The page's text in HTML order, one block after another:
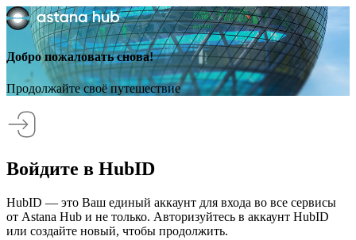
Добро пожаловать снова!
Продолжайте своё путешествие
Войдите в HubID
HubID — это Ваш единый аккаунт для входа во все сервисы
от Astana Hub и не только. Авторизуйтесь в аккаунт HubID
или создайте новый, чтобы продолжить.